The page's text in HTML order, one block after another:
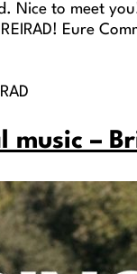
Nice to meet
Eure
music –